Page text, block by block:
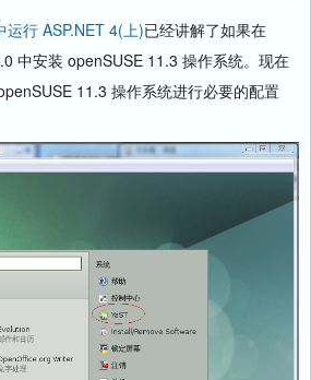
行 ASP.NET 4(上)已经讲解了如果在
中安装 openSUSE 11.3 操作系统。现在
11.3 操作系统进行必要的配置